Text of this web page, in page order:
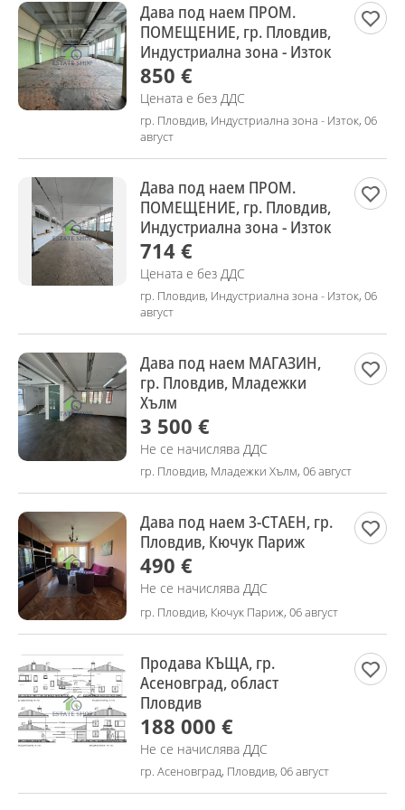
Дава под наем ПРОМ.
ПОМЕЩЕНИЕ, гр. Пловдив,
Индустриална зона - Изток
850 €
Цената е без ДДС
гр. Пловдив, Индустриална зона - Изток, 06
август
Дава под наем ПРОМ.
ПОМЕЩЕНИЕ, гр. Пловдив,
Индустриална зона - Изток
714 €
Цената е без ДДС
гр. Пловдив, Индустриална зона - Изток, 06
август
Дава под наем МАГАЗИН,
гр. Пловдив, Младежки
Хълм
3 500 €
Не се начислява ДДС
гр. Пловдив, Младежки Хълм, 06 август
Дава под наем 3-СТАЕН, гр.
Пловдив, Кючук Париж
490 €
Не се начислява ДДС
гр. Пловдив, Кючук Париж, 06 август
Продава КЪЩА, гр.
Асеновград, област
Пловдив
188 000 €
Не се начислява ДДС
гр. Асеновград, Пловдив, 06 август